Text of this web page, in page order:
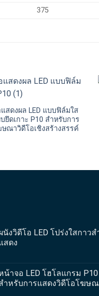
375
สดงผล LED แบบฟิล์มใส
ยึดเกาะ P10 สำหรับการ
ณาวิดีโอเชิงสร้างสรรค์
นังวิดีโอ LED โปร่งใสกาว
สดง
น้าจอ LED โฮโลแกรม
ำหรับการแสดงวิดีโอโฆษ